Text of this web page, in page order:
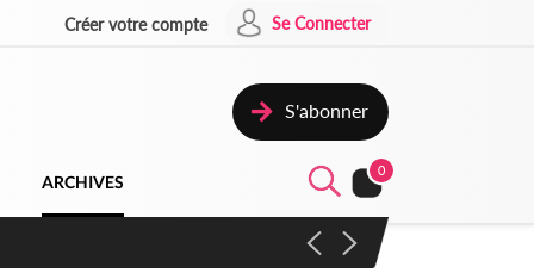
Créer votre compte Se Connecter
S'abonner
ARCHIVES
0